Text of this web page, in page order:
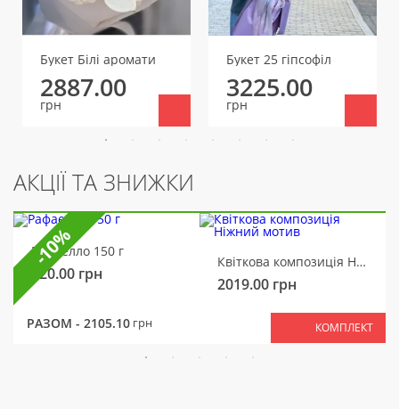
Букет Білі аромати
2887.00
грн
Букет 25 гіпсофіл
3225.00
грн
АКЦІЇ ТА ЗНИЖКИ
Рафаелло 150 г
320.00 грн
Квіткова композиція Ніжний мотив
2019.00 грн
РАЗОМ - 2105.10 грн КОМПЛЕКТ
-10%